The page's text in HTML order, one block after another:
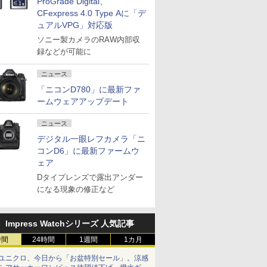
CFexpress 4.0 Type Aに「デ
ュアルVPG」対応版
ソニー製カメラのRAW内部収
録などが可能に
ニュース
「ニコンD780」に最新ファ
ームウェアアップデート
ニュース
デジタル一眼レフカメラ「ニ
コンD6」に最新ファームウ
ェア
Dタイプレンズで露出アンダー
になる現象の修正など
Impress Watchシリーズ 人気記事
24時間 1週間 1カ月
ニクロ、今日から「お盆特別セール」。涼感